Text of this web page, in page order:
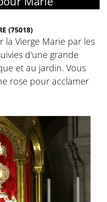
(75018)
la Vierge Marie par les
d'une grande
et au jardin. Vous
rose pour acclamer